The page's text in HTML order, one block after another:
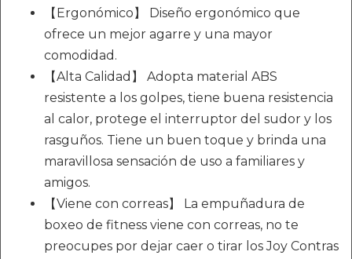
【Ergonómico】 Diseño ergonómico que
ofrece un mejor agarre y una mayor
comodidad.
【Alta Calidad】 Adopta material ABS
resistente a los golpes, tiene buena resistencia
al calor, protege el interruptor del sudor y los
rasguños. Tiene un buen toque y brinda una
maravillosa sensación de uso a familiares y
amigos.
【Viene con correas】 La empuñadura de
boxeo de fitness viene con correas, no te
preocupes por dejar caer o tirar los Joy Contras